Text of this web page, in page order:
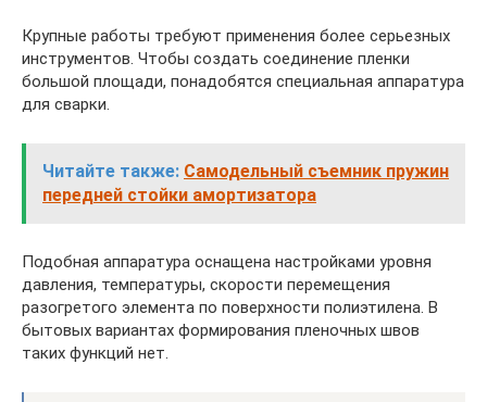
Крупные работы требуют применения более серьезных
инструментов. Чтобы создать соединение пленки
большой площади, понадобятся специальная аппаратура
для сварки.
Читайте также: Самодельный съемник пружин
передней стойки амортизатора
Подобная аппаратура оснащена настройками уровня
давления, температуры, скорости перемещения
разогретого элемента по поверхности полиэтилена. В
бытовых вариантах формирования пленочных швов
таких функций нет.